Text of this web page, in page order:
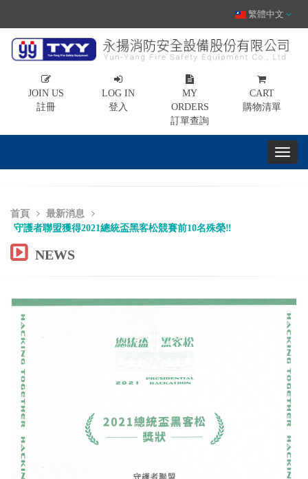
繁體中文
JOIN US
註冊
LOG IN
登入
MY
ORDERS
訂單查詢
CART
購物清單
首頁
最新消息
守護者聯盟獲得2021總統盃黑客松競賽前10名殊榮‼
NEWS